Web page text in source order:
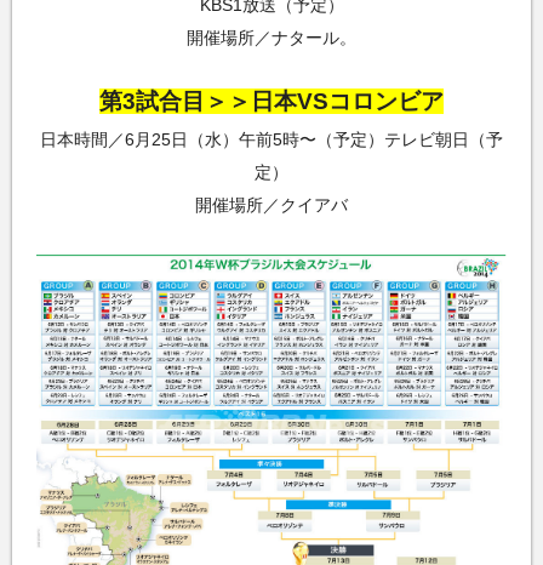
KBS1放送（予定）
開催場所／ナタール。
第3試合目＞＞日本VSコロンビア
日本時間／6月25日（水）午前5時〜（予定）テレビ朝日（予
定）
開催場所／クイアバ